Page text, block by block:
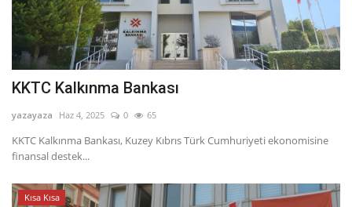
KKTC Kalkınma Bankası
yazayaza Haz 4, 2025 0 65
KKTC Kalkınma Bankası, Kuzey Kıbrıs Türk Cumhuriyeti ekonomisine
finansal destek...
Kısa Kısa